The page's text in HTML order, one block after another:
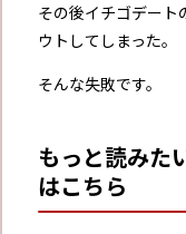
その後イチゴデート
ウトしてしまった。
そんな失敗です。
もっと読みた
はこちら